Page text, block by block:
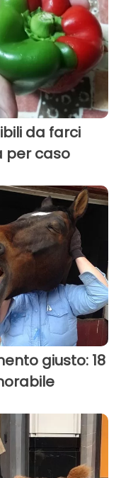
da farci
per caso
giusto: 18